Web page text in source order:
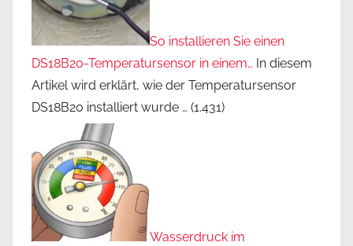
So installieren Sie einen
DS18B20-Temperatursensor in einem… In diesem
Artikel wird erklärt, wie der Temperatursensor
DS18B20 installiert wurde … (1.431)
Wasserdruck im